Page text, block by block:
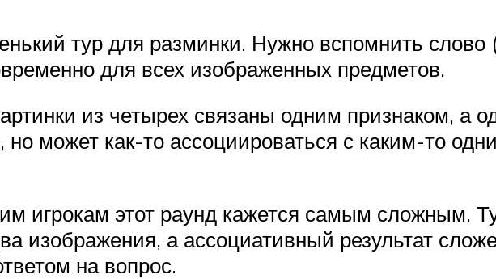
тур для разминки. Нужно вспомнить слово
для всех изображенных предметов.
из четырех связаны одним признаком, а
но может как-то ассоциироваться с каким-то
игрокам этот раунд кажется самым сложным.
изображения, а ассоциативный результат
на вопрос.